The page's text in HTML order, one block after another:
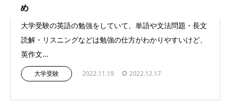
め
大学受験の英語の勉強をしていて、単語や文法問題・長文
読解・リスニングなどは勉強の仕方がわかりやすいけど、
英作文...
大学受験 2022.11.19 2022.12.17